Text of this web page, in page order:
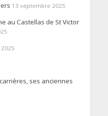
13 septembre 2025
au Castellas de St Victor
ses anciennes